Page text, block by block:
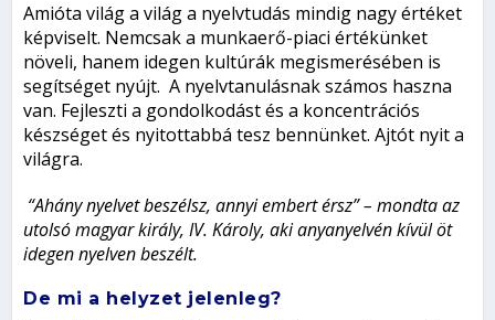
Amióta világ a világ a nyelvtudás mindig nagy értéket
képviselt. Nemcsak a munkaerő-piaci értékünket
növeli, hanem idegen kultúrák megismerésében is
segítséget nyújt. A nyelvtanulásnak számos haszna
van. Fejleszti a gondolkodást és a koncentrációs
készséget és nyitottabbá tesz bennünket. Ajtót nyit a
világra.
“Ahány nyelvet beszélsz, annyi embert érsz” – mondta az
utolsó magyar király, IV. Károly, aki anyanyelvén kívül öt
idegen nyelven beszélt.
De mi a helyzet jelenleg?